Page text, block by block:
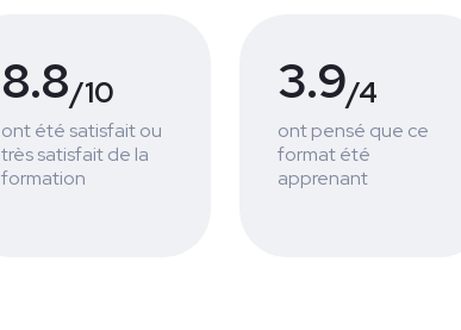
8.8/10
ont été satisfait ou
très satisfait de la
formation
3.9/4
ont pensé que ce
format été
apprenant